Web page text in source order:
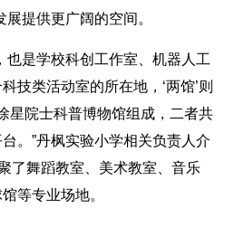
展提供更广阔的空间。
也是学校科创工作室、机器人工
技类活动室的所在地，‘两馆’则
星院士科普博物馆组成，二者共
。”丹枫实验小学相关负责人介
了舞蹈教室、美术教室、音乐
等专业场地。